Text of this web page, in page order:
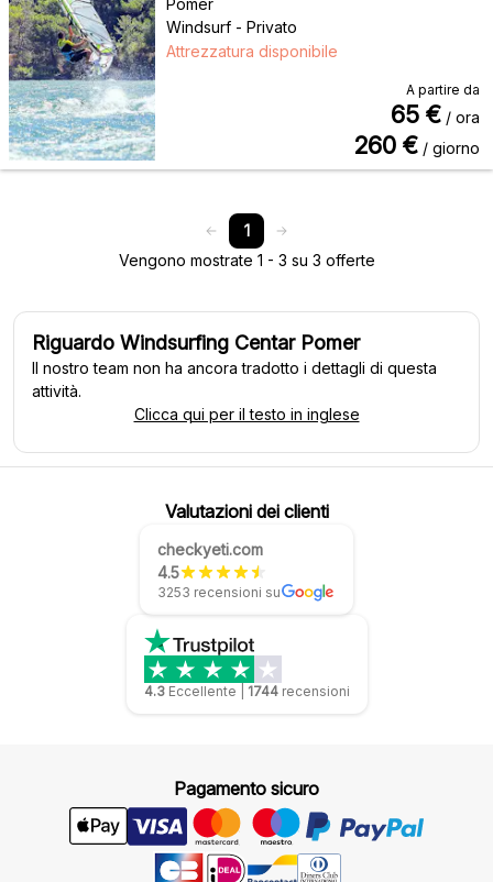
Windsurf - Privato
Attrezzatura disponibile
A partire da
65 € / ora
260 € / giorno
1
Vengono mostrate 1 - 3 su 3 offerte
Riguardo Windsurfing Centar Pomer
Il nostro team non ha ancora tradotto i dettagli di questa
attività.
Clicca qui per il testo in inglese
Valutazioni dei clienti
checkyeti.com
4.5
3253 recensioni su
4.3 Eccellente 1744 recensioni
Pagamento sicuro